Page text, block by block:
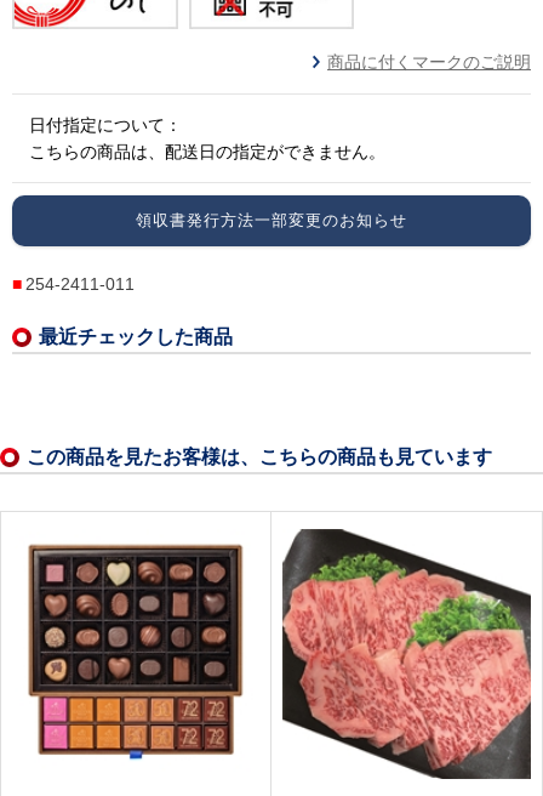
商品に付くマークのご説明
日付指定について：
こちらの商品は、配送日の指定ができません。
領収書発行方法一部変更のお知らせ
254-2411-011
最近チェックした商品
この商品を見たお客様は、こちらの商品も見ています